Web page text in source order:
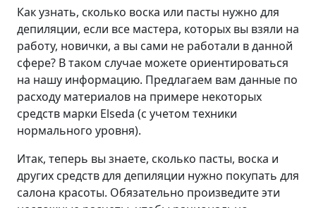
Как узнать, сколько воска или пасты нужно для
депиляции, если все мастера, которых вы взяли на
работу, новички, а вы сами не работали в данной
сфере? В таком случае можете ориентироваться
на нашу информацию. Предлагаем вам данные по
расходу материалов на примере некоторых
средств марки Elseda (с учетом техники
нормального уровня).
Итак, теперь вы знаете, сколько пасты, воска и
других средств для депиляции нужно покупать для
салона красоты. Обязательно произведите эти